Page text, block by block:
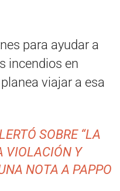
para ayudar a
incendios en
viajar a esa
SOBRE “LA
VIOLACIÓN Y
NOTA A PAPPO